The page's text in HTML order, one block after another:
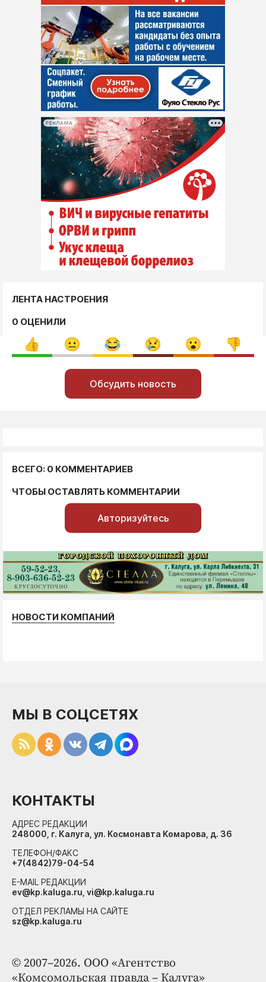
РЕКЛАМА
ЛЕНТА НАСТРОЕНИЯ
0 ОЦЕНИЛИ
Обсудить новость
ВСЕГО: 0 КОММЕНТАРИЕВ
ЧТОБЫ ОСТАВЛЯТЬ КОММЕНТАРИИ
Авторизуйтесь
НОВОСТИ КОМПАНИЙ
© 2007–2026. ООО «Агентство
«Комсомольская правда – Калуга»
МЫ В СОЦСЕТЯХ
КОНТАКТЫ
АДРЕС РЕДАКЦИИ
248000, г. Калуга, ул. Космонавта Комарова, д. 36
ТЕЛЕФОН/ФАКС
+7(4842)79-04-54
E-MAIL РЕДАКЦИИ
ev@kp.kaluga.ru, vi@kp.kaluga.ru
ОТДЕЛ РЕКЛАМЫ НА САЙТЕ
sz@kp.kaluga.ru